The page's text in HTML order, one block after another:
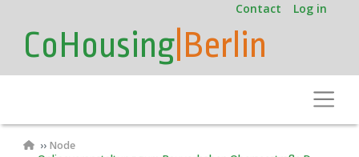
account
menu
Contact Log in
CoHousing |Berlin
Breadcrumb
Node